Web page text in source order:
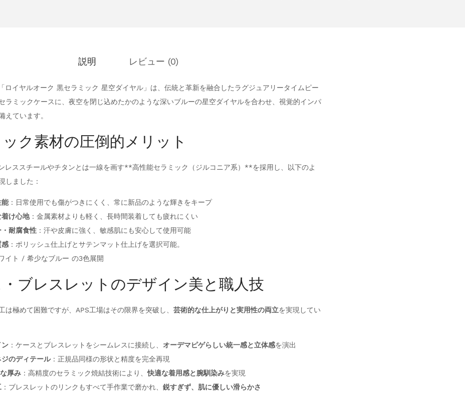
説明 レビュー (0)
ロイヤルオーク 黒セラミック 星空ダイヤル」は、伝統と革新を融合したラグジュアリータイムピー
ラミックケースに、夜空を閉じ込めたかのような深いブルーの星空ダイヤルを合わせ、視覚的インパ
えています。
ク素材の圧倒的メリット
レススチールやチタンとは一線を画す**高性能セラミック（ジルコニア系）**を採用し、以下のよ
しました：
能：日常使用でも傷がつきにくく、常に新品のような輝きをキープ
け心地：金属素材よりも軽く、長時間装着しても疲れにくい
耐腐食性 ：汗や皮膚に強く、敏感肌にも安心して使用可能
感 ：ポリッシュ仕上げとサテンマット仕上げを選択可能。
イト / 希少なブルー の3色展開
ブレスレットのデザイン美と職人技
は極めて困難ですが、APS工場はその限界を突破し、 芸術的な仕上がりと実用性の両立を実現してい
ン ：ケースとブレスレットをシームレスに接続し、 オーデマピゲらしい統一感と立体感を演出
のディテール：正規品同様の形状と精度を完全再現
厚み ：高精度のセラミック焼結技術により、快適な着用感と腕馴染みを実現
：ブレスレットのリンクもすべて手作業で磨かれ、 鋭すぎず、肌に優しい滑らかさ